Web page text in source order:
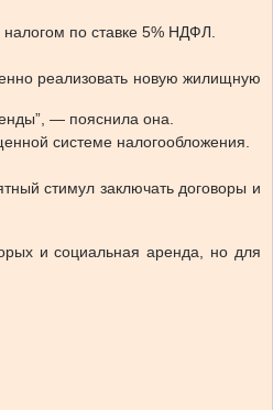
по ставке 5% НДФЛ.
реализовать новую жилищную
— пояснила она.
системе налогообложения.
стимул заключать договоры и
и социальная аренда, но для